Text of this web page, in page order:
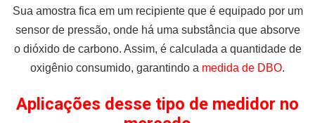
Sua amostra fica em um recipiente que é equipado por um
sensor de pressão, onde há uma substância que absorve
o dióxido de carbono. Assim, é calculada a quantidade de
oxigênio consumido, garantindo a medida de DBO.
Aplicações desse tipo de medidor no